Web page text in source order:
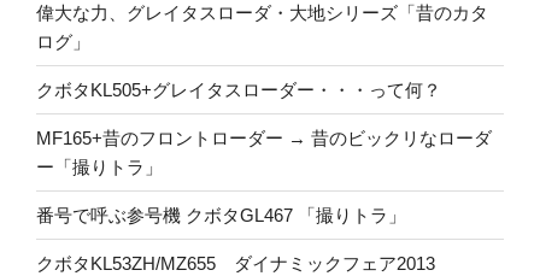
偉大な力、グレイタスローダ・大地シリーズ「昔のカタ
ログ」
クボタKL505+グレイタスローダー・・・って何？
MF165+昔のフロントローダー → 昔のビックリなローダ
ー「撮りトラ」
番号で呼ぶ参号機 クボタGL467 「撮りトラ」
クボタKL53ZH/MZ655 ダイナミックフェア2013